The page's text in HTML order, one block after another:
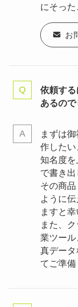
にそった
お
依頼す
あるので
まずは
作した
知名度
で書き出
その商
ように
ますと幸
また、
業ツー
真デー
てご準備